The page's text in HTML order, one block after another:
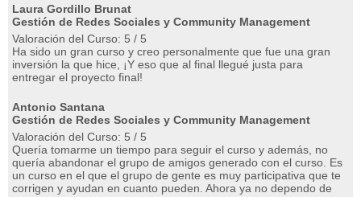
Laura Gordillo Brunat
Gestión de Redes Sociales y Community Management
Valoración del Curso: 5 / 5
Ha sido un gran curso y creo personalmente que fue una gran
inversión la que hice, ¡Y eso que al final llegué justa para
entregar el proyecto final!
Antonio Santana
Gestión de Redes Sociales y Community Management
Valoración del Curso: 5 / 5
Quería tomarme un tiempo para seguir el curso y además, no
quería abandonar el grupo de amigos generado con el curso. Es
un curso en el que el grupo de gente es muy participativa que te
corrigen y ayudan en cuanto pueden. Ahora ya no dependo de